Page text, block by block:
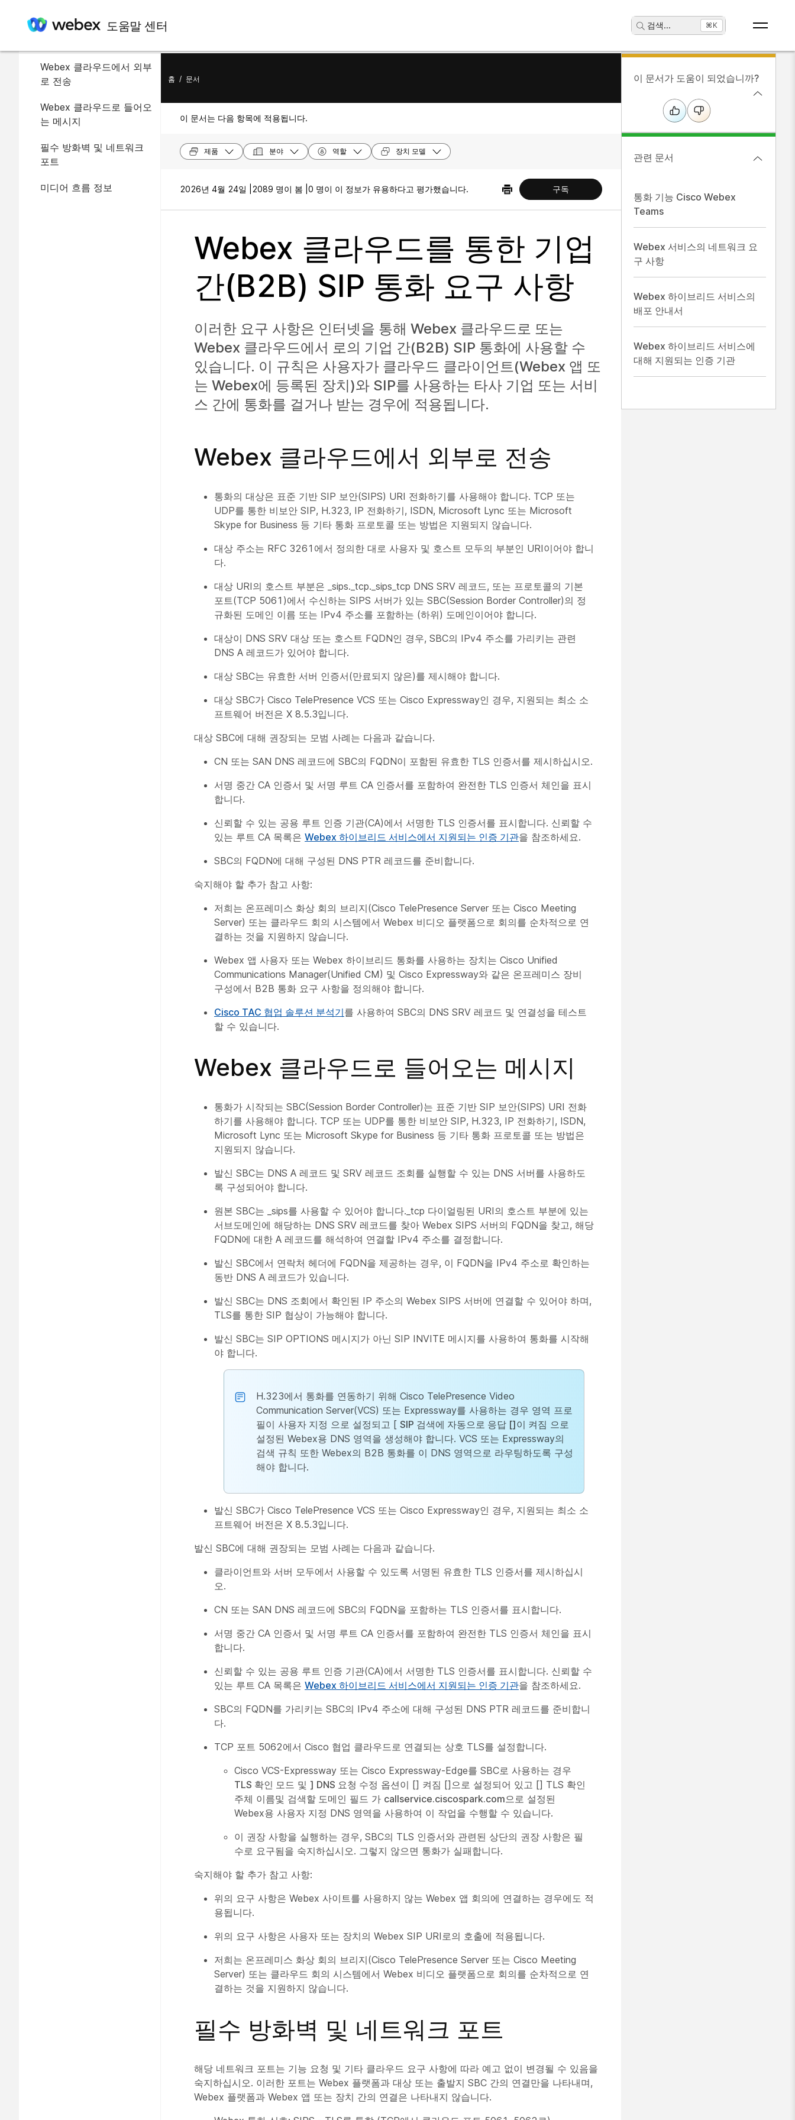
도움말 센터 검색... ⌘K
Webex 클라우드에서 외부
로 전송
Webex 클라우드로 들어오
는 메시지
필수 방화벽 및 네트워크
포트
미디어 흐름 정보
홈 / 문서
이 문서는 다음 항목에 적용됩니다.
제품 분야 역할 장치 모델
2026년 4월 24일 | 2089 명이 봄 | 0 명이 이 정보가 유용하다고 평가했습니다. 구독
Webex 클라우드를 통한 기업
간(B2B) SIP 통화 요구 사항
이러한 요구 사항은 인터넷을 통해 Webex 클라우드로 또는
Webex 클라우드에서 로의 기업 간(B2B) SIP 통화에 사용할 수
있습니다. 이 규칙은 사용자가 클라우드 클라이언트(Webex 앱 또
는 Webex에 등록된 장치)와 SIP를 사용하는 타사 기업 또는 서비
스 간에 통화를 걸거나 받는 경우에 적용됩니다.
Webex 클라우드에서 외부로 전송
통화의 대상은 표준 기반 SIP 보안(SIPS) URI 전화하기를 사용해야 합니다. TCP 또는
UDP를 통한 비보안 SIP, H.323, IP 전화하기, ISDN, Microsoft Lync 또는 Microsoft
Skype for Business 등 기타 통화 프로토콜 또는 방법은 지원되지 않습니다.
대상 주소는 RFC 3261에서 정의한 대로 사용자 및 호스트 모두의 부분인 URI이어야 합니
다.
대상 URI의 호스트 부분은 _sips._tcp._sips_tcp DNS SRV 레코드, 또는 프로토콜의 기본
포트(TCP 5061)에서 수신하는 SIPS 서버가 있는 SBC(Session Border Controller)의 정
규화된 도메인 이름 또는 IPv4 주소를 포함하는 (하위) 도메인이어야 합니다.
대상이 DNS SRV 대상 또는 호스트 FQDN인 경우, SBC의 IPv4 주소를 가리키는 관련
DNS A 레코드가 있어야 합니다.
대상 SBC는 유효한 서버 인증서(만료되지 않은)를 제시해야 합니다.
대상 SBC가 Cisco TelePresence VCS 또는 Cisco Expressway인 경우, 지원되는 최소 소
프트웨어 버전은 X 8.5.3입니다.
대상 SBC에 대해 권장되는 모범 사례는 다음과 같습니다.
CN 또는 SAN DNS 레코드에 SBC의 FQDN이 포함된 유효한 TLS 인증서를 제시하십시오.
서명 중간 CA 인증서 및 서명 루트 CA 인증서를 포함하여 완전한 TLS 인증서 체인을 표시
합니다.
신뢰할 수 있는 공용 루트 인증 기관(CA)에서 서명한 TLS 인증서를 표시합니다. 신뢰할 수
있는 루트 CA 목록은 Webex 하이브리드 서비스에서 지원되는 인증 기관을 참조하세요.
SBC의 FQDN에 대해 구성된 DNS PTR 레코드를 준비합니다.
숙지해야 할 추가 참고 사항:
저희는 온프레미스 화상 회의 브리지(Cisco TelePresence Server 또는 Cisco Meeting
Server) 또는 클라우드 회의 시스템에서 Webex 비디오 플랫폼으로 회의를 순차적으로 연
결하는 것을 지원하지 않습니다.
Webex 앱 사용자 또는 Webex 하이브리드 통화를 사용하는 장치는 Cisco Unified
Communications Manager(Unified CM) 및 Cisco Expressway와 같은 온프레미스 장비
구성에서 B2B 통화 요구 사항을 정의해야 합니다.
Cisco TAC 협업 솔루션 분석기를 사용하여 SBC의 DNS SRV 레코드 및 연결성을 테스트
할 수 있습니다.
Webex 클라우드로 들어오는 메시지
통화가 시작되는 SBC(Session Border Controller)는 표준 기반 SIP 보안(SIPS) URI 전화
하기를 사용해야 합니다. TCP 또는 UDP를 통한 비보안 SIP, H.323, IP 전화하기, ISDN,
Microsoft Lync 또는 Microsoft Skype for Business 등 기타 통화 프로토콜 또는 방법은
지원되지 않습니다.
발신 SBC는 DNS A 레코드 및 SRV 레코드 조회를 실행할 수 있는 DNS 서버를 사용하도
록 구성되어야 합니다.
원본 SBC는 _sips를 사용할 수 있어야 합니다._tcp 다이얼링된 URI의 호스트 부분에 있는
서브도메인에 해당하는 DNS SRV 레코드를 찾아 Webex SIPS 서버의 FQDN을 찾고, 해당
FQDN에 대한 A 레코드를 해석하여 연결할 IPv4 주소를 결정합니다.
발신 SBC에서 연락처 헤더에 FQDN을 제공하는 경우, 이 FQDN을 IPv4 주소로 확인하는
동반 DNS A 레코드가 있습니다.
발신 SBC는 DNS 조회에서 확인된 IP 주소의 Webex SIPS 서버에 연결할 수 있어야 하며,
TLS를 통한 SIP 협상이 가능해야 합니다.
발신 SBC는 SIP OPTIONS 메시지가 아닌 SIP INVITE 메시지를 사용하여 통화를 시작해
야 합니다.
H.323에서 통화를 연동하기 위해 Cisco TelePresence Video
Communication Server(VCS) 또는 Expressway를 사용하는 경우 영역 프로
필이 사용자 지정 으로 설정되고 [ SIP 검색에 자동으로 응답 []이 켜짐 으로
설정된 Webex용 DNS 영역을 생성해야 합니다. VCS 또는 Expressway의
검색 규칙 또한 Webex의 B2B 통화를 이 DNS 영역으로 라우팅하도록 구성
해야 합니다.
발신 SBC가 Cisco TelePresence VCS 또는 Cisco Expressway인 경우, 지원되는 최소 소
프트웨어 버전은 X 8.5.3입니다.
발신 SBC에 대해 권장되는 모범 사례는 다음과 같습니다.
클라이언트와 서버 모두에서 사용할 수 있도록 서명된 유효한 TLS 인증서를 제시하십시
오.
CN 또는 SAN DNS 레코드에 SBC의 FQDN을 포함하는 TLS 인증서를 표시합니다.
서명 중간 CA 인증서 및 서명 루트 CA 인증서를 포함하여 완전한 TLS 인증서 체인을 표시
합니다.
신뢰할 수 있는 공용 루트 인증 기관(CA)에서 서명한 TLS 인증서를 표시합니다. 신뢰할 수
있는 루트 CA 목록은 Webex 하이브리드 서비스에서 지원되는 인증 기관을 참조하세요.
SBC의 FQDN를 가리키는 SBC의 IPv4 주소에 대해 구성된 DNS PTR 레코드를 준비합니
다.
TCP 포트 5062에서 Cisco 협업 클라우드로 연결되는 상호 TLS를 설정합니다.
Cisco VCS-Expressway 또는 Cisco Expressway-Edge를 SBC로 사용하는 경우
TLS 확인 모드 및 ] DNS 요청 수정 옵션이 [] 켜짐 []으로 설정되어 있고 [] TLS 확인
주체 이름및 검색할 도메인 필드 가 callservice.ciscospark.com으로 설정된
Webex용 사용자 지정 DNS 영역을 사용하여 이 작업을 수행할 수 있습니다.
이 권장 사항을 실행하는 경우, SBC의 TLS 인증서와 관련된 상단의 권장 사항은 필
수로 요구됨을 숙지하십시오. 그렇지 않으면 통화가 실패합니다.
숙지해야 할 추가 참고 사항:
위의 요구 사항은 Webex 사이트를 사용하지 않는 Webex 앱 회의에 연결하는 경우에도 적
용됩니다.
위의 요구 사항은 사용자 또는 장치의 Webex SIP URI로의 호출에 적용됩니다.
저희는 온프레미스 화상 회의 브리지(Cisco TelePresence Server 또는 Cisco Meeting
Server) 또는 클라우드 회의 시스템에서 Webex 비디오 플랫폼으로 회의를 순차적으로 연
결하는 것을 지원하지 않습니다.
필수 방화벽 및 네트워크 포트
해당 네트워크 포트는 기능 요청 및 기타 클라우드 요구 사항에 따라 예고 없이 변경될 수 있음을
숙지하십시오. 이러한 포트는 Webex 플랫폼과 대상 또는 출발지 SBC 간의 연결만을 나타내며,
Webex 플랫폼과 Webex 앱 또는 장치 간의 연결은 나타내지 않습니다.
이 문서가 도움이 되었습니까?
관련 문서
통화 기능 Cisco Webex
Teams
Webex 서비스의 네트워크 요
구 사항
Webex 하이브리드 서비스의
배포 안내서
Webex 하이브리드 서비스에
대해 지원되는 인증 기관